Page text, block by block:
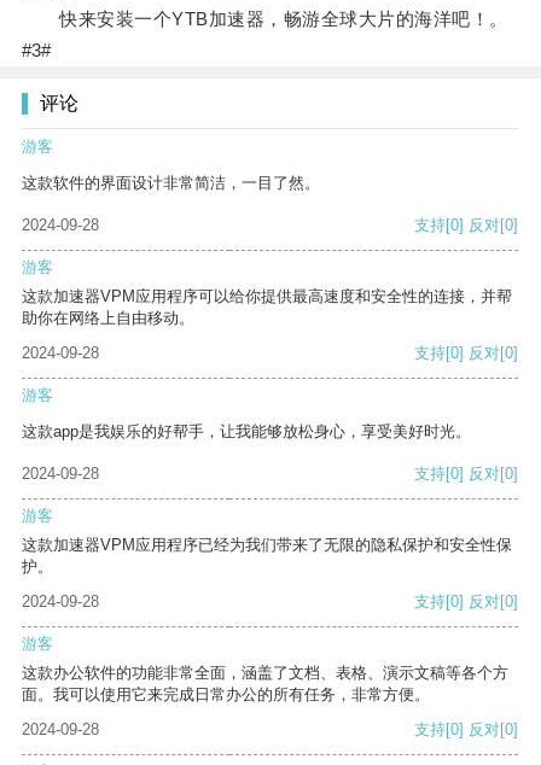
快来安装一个YTB加速器，畅游全球大片的海洋吧！。
#3#
评论
游客
这款软件的界面设计非常简洁，一目了然。
2024-09-28 支持[0] 反对[0]
游客
这款加速器VPM应用程序可以给你提供最高速度和安全性的连接，并帮
助你在网络上自由移动。
2024-09-28
支持[0] 反对[0]
游客
这款app是我娱乐的好帮手，让我能够放松身心，享受美好时光。
2024-09-28 支持[0] 反对[0]
游客
这款加速器VPM应用程序已经为我们带来了无限的隐私保护和安全性保
护。
2024-09-28
支持[0] 反对[0]
游客
这款办公软件的功能非常全面，涵盖了文档、表格、演示文稿等各个方
面。我可以使用它来完成日常办公的所有任务，非常方便。
2024-09-28
支持[0] 反对[0]